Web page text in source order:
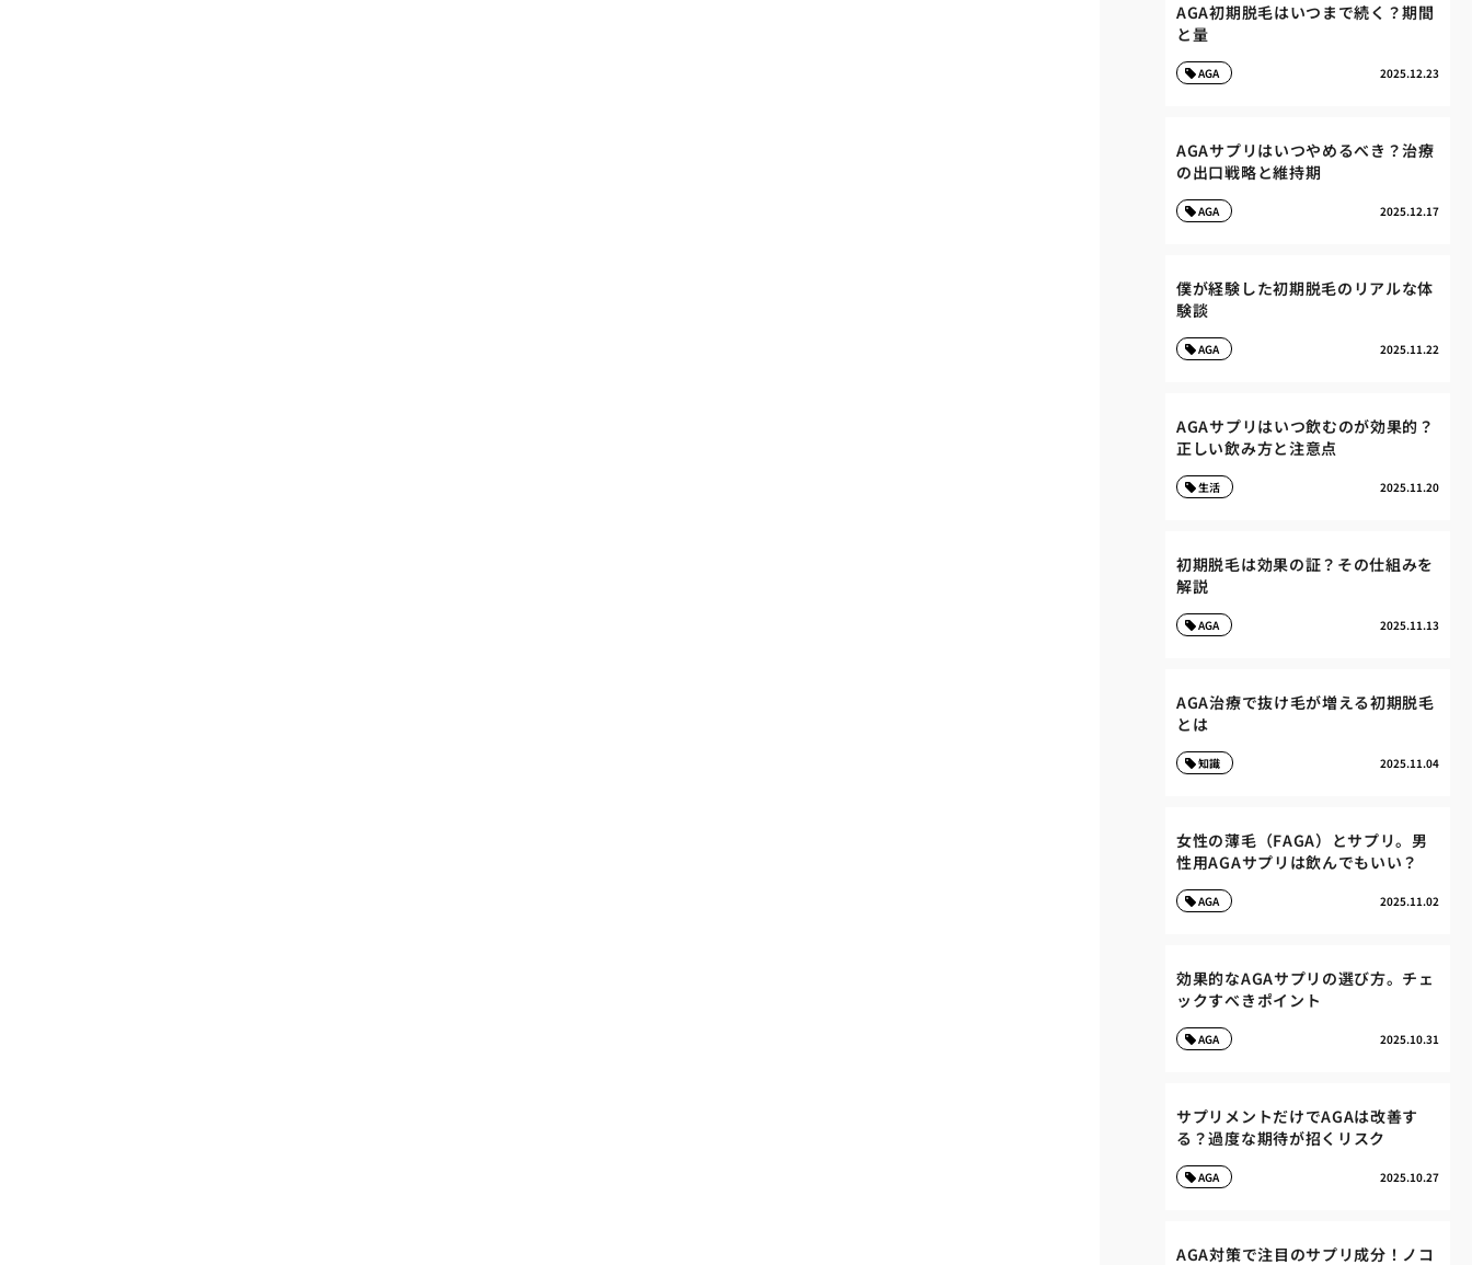
AGA初期脱毛はいつまで続く？期間
と量
2025.12.23
AGA
AGAサプリはいつやめるべき？治療
の出口戦略と維持期
2025.12.17
AGA
僕が経験した初期脱毛のリアルな体
験談
2025.11.22
AGA
AGAサプリはいつ飲むのが効果的？
正しい飲み方と注意点
2025.11.20
生活
初期脱毛は効果の証？その仕組みを
解説
2025.11.13
AGA
AGA治療で抜け毛が増える初期脱毛
とは
2025.11.04
知識
女性の薄毛（FAGA）とサプリ。男
性用AGAサプリは飲んでもいい？
2025.11.02
AGA
効果的なAGAサプリの選び方。チェ
ックすべきポイント
2025.10.31
AGA
サプリメントだけでAGAは改善す
る？過度な期待が招くリスク
2025.10.27
AGA
AGA対策で注目のサプリ成分！ノコ